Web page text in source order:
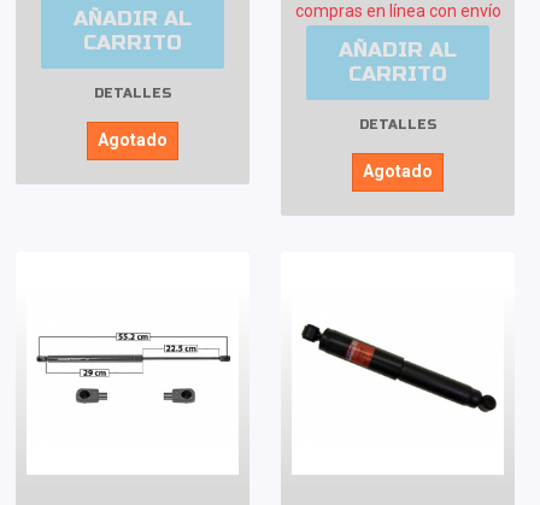
AÑADIR AL
CARRITO
DETALLES
Agotado
compras en línea con envío
AÑADIR AL
CARRITO
DETALLES
Agotado